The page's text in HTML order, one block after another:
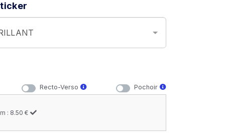
Recto-Verso Pochoir
: 8.50 €